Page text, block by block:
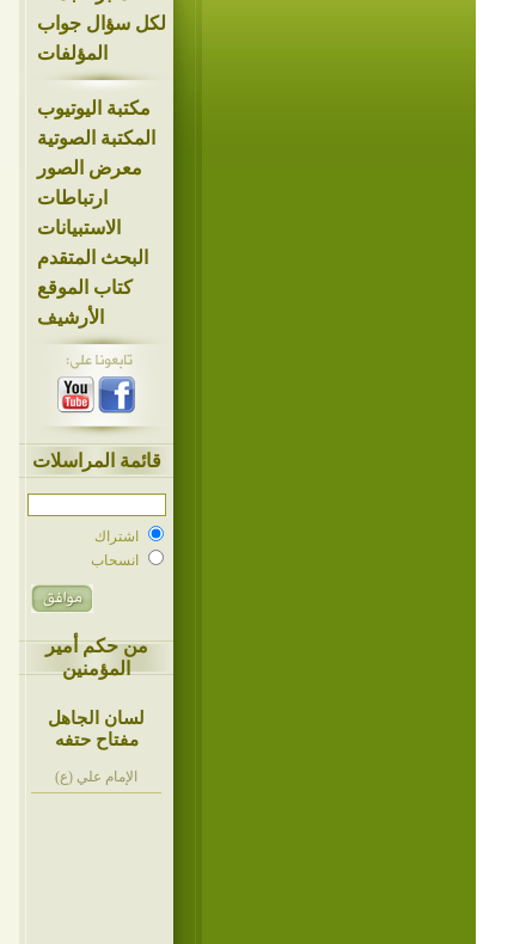
لكل سؤال جواب
المؤلفات
مكتبة اليوتيوب
المكتبة الصوتية
معرض الصور
ارتباطات
الاستبيانات
البحث المتقدم
كتاب الموقع
الأرشيف
قائمة المراسلات
اشتراك
انسحاب
من حكم أمير
المؤمنين
لسان الجاهل
مفتاح حتفه
الإمام علي (ع)